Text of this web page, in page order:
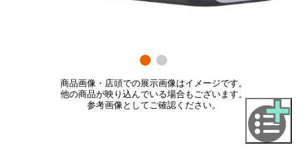
商品画像・店頭での展示画像はイメージです。
他の商品が映り込んでいる場合もございます。
参考画像としてご確認ください。